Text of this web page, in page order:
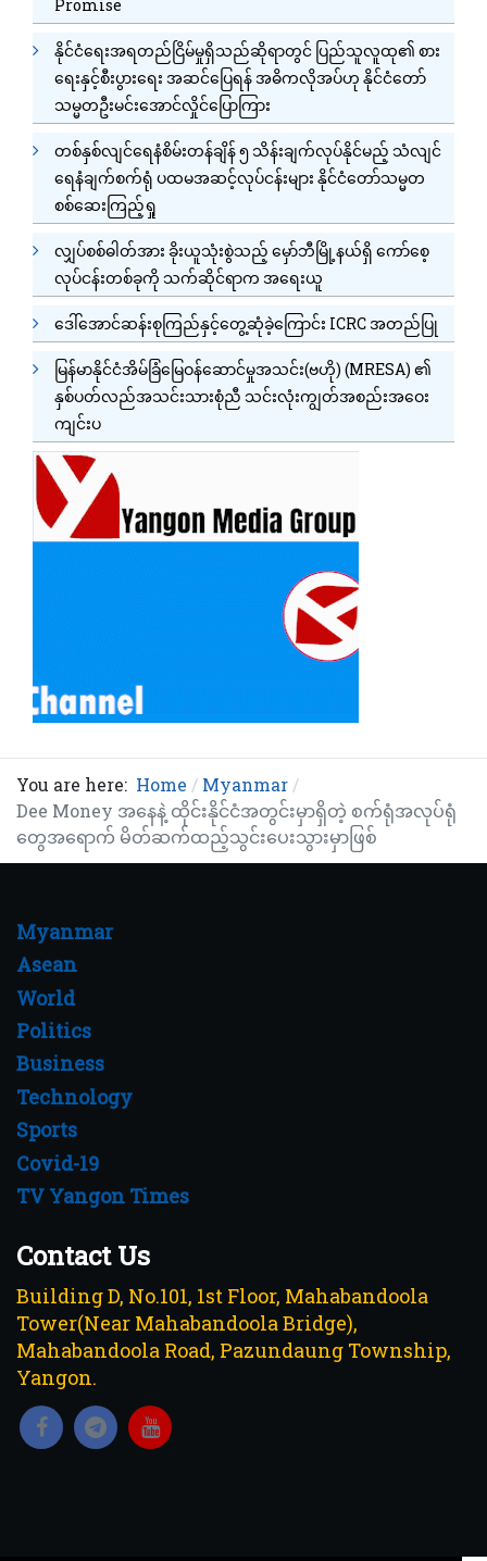
Promise
နိုင်ငံရေးအရတည်ငြိမ်မှုရှိသည်ဆိုရာတွင် ပြည်သူလူထု၏ စား
ရေးနှင့်စီးပွားရေး အဆင်ပြေရန် အဓိကလိုအပ်ဟု နိုင်ငံတော်
သမ္မတဦးမင်းအောင်လှိုင်ပြောကြား
တစ်နှစ်လျင်ရေနံစိမ်းတန်ချိန် ၅ သိန်းချက်လုပ်နိုင်မည့် သံလျင်
ရေနံချက်စက်ရုံ ပထမအဆင့်လုပ်ငန်းများ နိုင်ငံတော်သမ္မတ
စစ်ဆေးကြည့်ရှု
လျှပ်စစ်ဓါတ်အား ခိုးယူသုံးစွဲသည့် မှော်ဘီမြို့နယ်ရှိ ကော်စေ့
လုပ်ငန်းတစ်ခုကို သက်ဆိုင်ရာက အရေးယူ
ဒေါ်အောင်ဆန်းစုကြည်နှင့်တွေ့ဆုံခဲ့ကြောင်း ICRC အတည်ပြု
မြန်မာနိုင်ငံအိမ်ခြံမြေဝန်ဆောင်မှုအသင်း(ဗဟို) (MRESA) ၏
နှစ်ပတ်လည်အသင်းသားစုံညီ သင်းလုံးကျွတ်အစည်းအဝေး
ကျင်းပ
You are here: Home
Myanmar
Dee Money အနေနဲ့ ထိုင်းနိုင်ငံအတွင်းမှာရှိတဲ့ စက်ရုံအလုပ်ရုံ
တွေအရောက် မိတ်ဆက်ထည့်သွင်းပေးသွားမှာဖြစ်
Myanmar
Asean
World
Politics
Business
Technology
Sports
Covid-19
TV Yangon Times
Contact Us
Building D, No.101, 1st Floor, Mahabandoola
Tower(Near Mahabandoola Bridge),
Mahabandoola Road, Pazundaung Township,
Yangon.